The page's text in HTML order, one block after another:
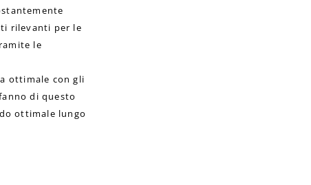
rilevanti per le
le
ottimale con gli
di questo
ottimale lungo